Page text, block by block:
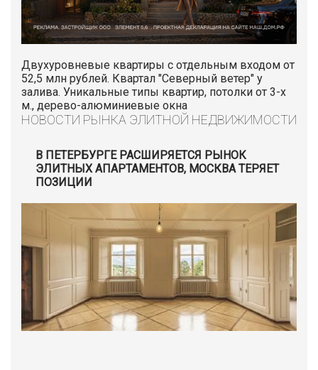
Двухуровневые квартиры с отдельным входом от
52,5 млн рублей. Квартал "Северный ветер" у
залива. Уникальные типы квартир, потолки от 3-х
м., дерево-алюминиевые окна
НОВОСТИ РЫНКА ЭЛИТНОЙ НЕДВИЖИМОСТИ
В ПЕТЕРБУРГЕ РАСШИРЯЕТСЯ РЫНОК
ЭЛИТНЫХ АПАРТАМЕНТОВ, МОСКВА ТЕРЯЕТ
ПОЗИЦИИ